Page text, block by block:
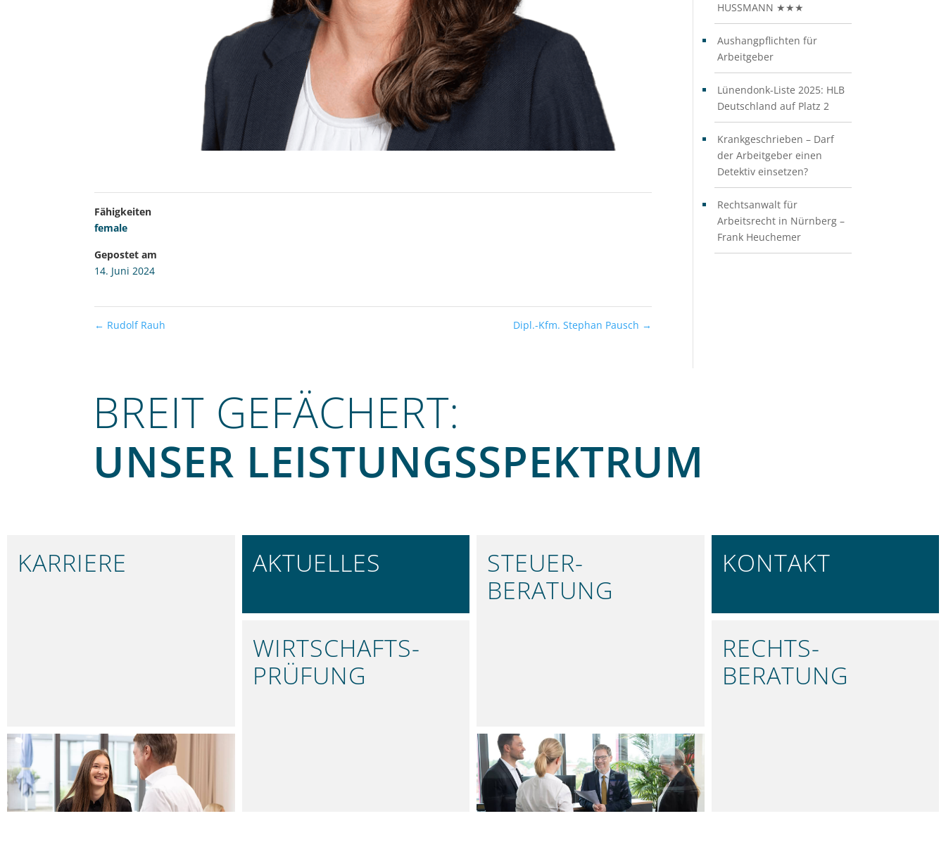
Fähigkeiten
female
Gepostet am
14. Juni 2024
← Rudolf Rauh Dipl.-Kfm. Stephan Pausch →
HUSSMANN ★★★
Aushangpflichten für
Arbeitgeber
Lünendonk-Liste 2025: HLB
Deutschland auf Platz 2
Krankgeschrieben – Darf
der Arbeitgeber einen
Detektiv einsetzen?
Rechtsanwalt für
Arbeitsrecht in Nürnberg –
Frank Heuchemer
BREIT GEFÄCHERT:
UNSER LEISTUNGS­SPEKTRUM
KARRIERE
LEISTUNGEN
UNSER LEISTUNGSSPEKTRUM
AKTUELLES
WIRTSCHAFTS­
PRÜFUNG
STEUER­
BERATUNG
ÜBER UNS
KOMPETENT UND STARK
KONTAKT
RECHTS­
BERATUNG